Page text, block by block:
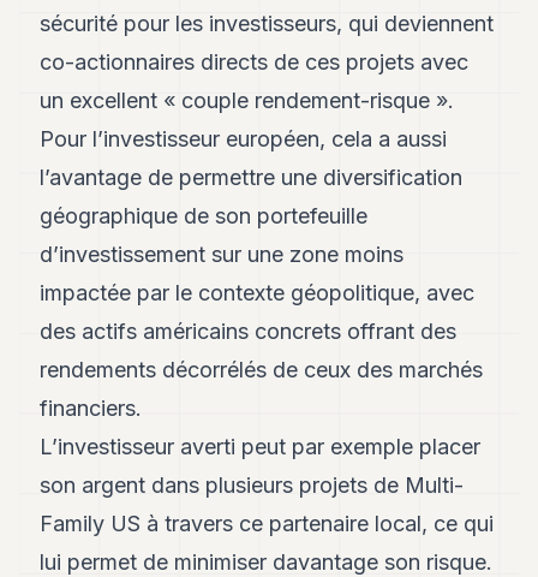
ASSURANCE
POLITIQUE
IMMOBILIER
EQUITY
SPORT
ENTREPRISES
ASSOCIATIONS
CONTACT
S'ABONNER
FR
sécurité pour les investisseurs, qui deviennent
co-actionnaires directs de ces projets avec
un excellent « couple rendement-risque ».
Pour l’investisseur européen, cela a aussi
l’avantage de permettre une diversification
géographique de son portefeuille
d’investissement sur une zone moins
impactée par le contexte géopolitique, avec
des actifs américains concrets offrant des
rendements décorrélés de ceux des marchés
financiers.
L’investisseur averti peut par exemple placer
son argent dans plusieurs projets de Multi-
Family US à travers ce partenaire local, ce qui
lui permet de minimiser davantage son risque.